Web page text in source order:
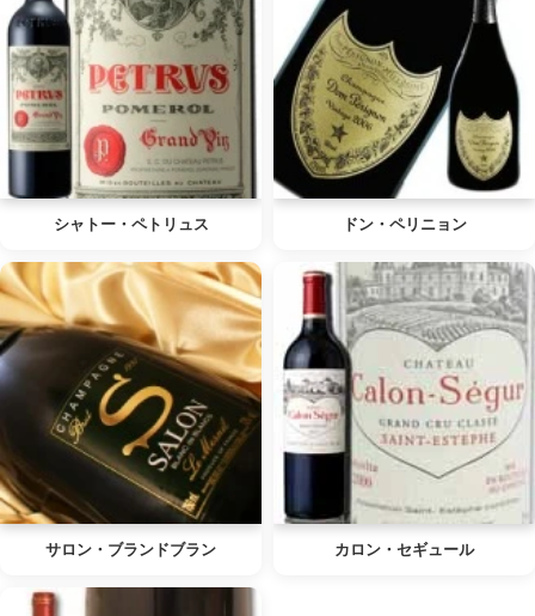
シャトー・ペトリュス ドン・ペリニョン
サロン・ブランドブラン カロン・セギュール